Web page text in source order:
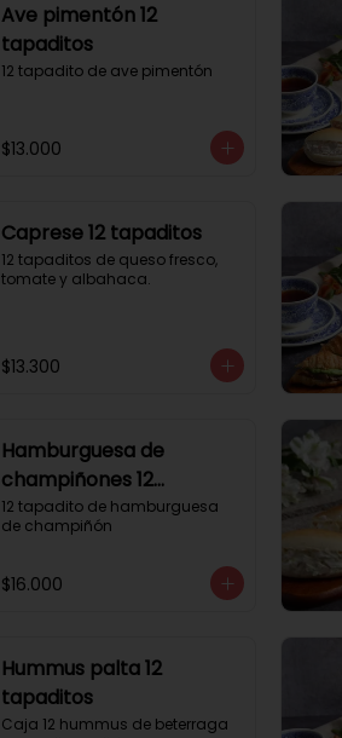
Ave pimentón 12
tapaditos
12 tapadito de ave pimentón
$13.000
Caprese 12 tapaditos
12 tapaditos de queso fresco,
tomate y albahaca.
$13.300
Hamburguesa de
champiñones 12
tapaditos
12 tapadito de hamburguesa
de champiñón
$16.000
Hummus palta 12
tapaditos
Caja 12 hummus de beterraga